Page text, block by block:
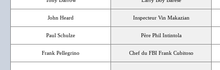
John Heard Inspecteur Vin Makazian
Paul Schulze Père Phil Intintola
Frank Pellegrino Chef du FBI Frank Cubitoso